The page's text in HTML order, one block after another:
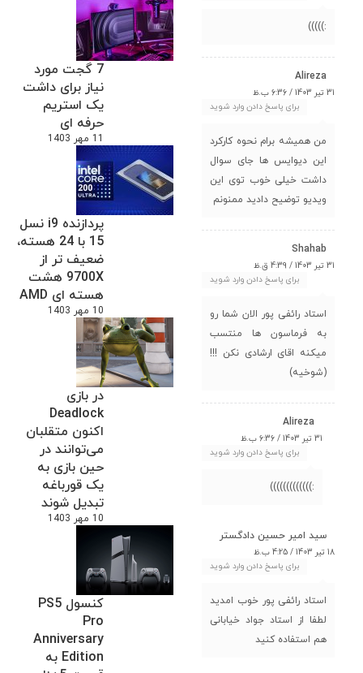
7 گجت مورد
نیاز برای داشت
یک استریم
حرفه ای
11 مهر 1403
پردازنده i9 نسل
15 با 24 هسته،
ضعیف تر از
9700X هشت
هسته ای AMD
10 مهر 1403
در بازی
Deadlock
اکنون متقلبان
می‌توانند در
حین بازی به
یک قورباغه
تبدیل شوند
10 مهر 1403
کنسول PS5
Pro
Anniversary
Edition به
:)))))
Alireza
31 تیر 1403 / 6:36 ب.ظ
برای پاسخ دادن وارد شوید
من همیشه برام نحوه کارکرد
این دیوایس ها جای سوال
داشت خیلی خوب توی این
ویدیو توضیح دادید ممنونم
Shahab
31 تیر 1403 / 4:39 ق.ظ
برای پاسخ دادن وارد شوید
استاد رائفی پور الان شما رو
به فرماسون ها منتسب
میکنه اقای ارشادی نکن !!!
(شوخیه)
Alireza
31 تیر 1403 / 6:36 ب.ظ
برای پاسخ دادن وارد شوید
:)))))))))))))
سید امیر حسین دادگستر
18 تیر 1403 / 4:25 ب.ظ
برای پاسخ دادن وارد شوید
استاد رائفی پور خوب امدید
لطفا از استاد جواد خیابانی
هم استفاده کنید